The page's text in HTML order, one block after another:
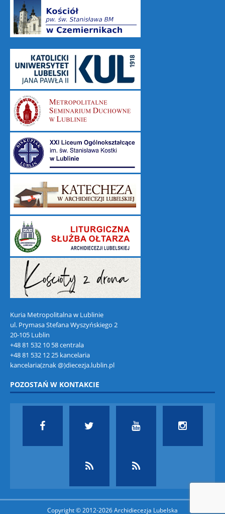
Kuria Metropolitalna w Lublinie
ul. Prymasa Stefana Wyszyńskiego 2
20-105 Lublin
+48 81 532 10 58 centrala
+48 81 532 12 25 kancelaria
kancelaria(znak @)diecezja.lublin.pl
POZOSTAŃ W KONTAKCIE
Copyright © 2012-2026 Archidiecezja Lubelska